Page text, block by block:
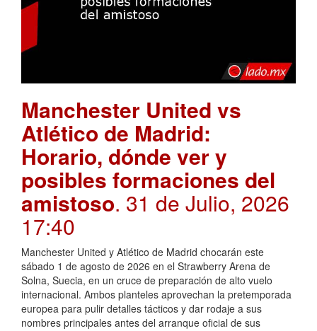
Manchester United vs
Atlético de Madrid:
Horario, dónde ver y
posibles formaciones del
amistoso. 31 de Julio, 2026
17:40
Manchester United y Atlético de Madrid chocarán este
sábado 1 de agosto de 2026 en el Strawberry Arena de
Solna, Suecia, en un cruce de preparación de alto vuelo
internacional. Ambos planteles aprovechan la pretemporada
europea para pulir detalles tácticos y dar rodaje a sus
nombres principales antes del arranque oficial de sus